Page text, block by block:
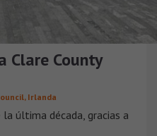
Clare County
Irlanda
última década, gracias a